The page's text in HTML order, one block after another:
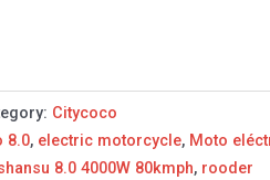
Citycoco
8.0, electric motorcycle, Moto
8.0 4000W 80kmph, rooder